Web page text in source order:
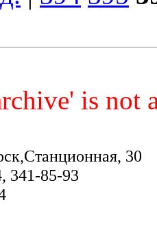
is not
30
341-85-93